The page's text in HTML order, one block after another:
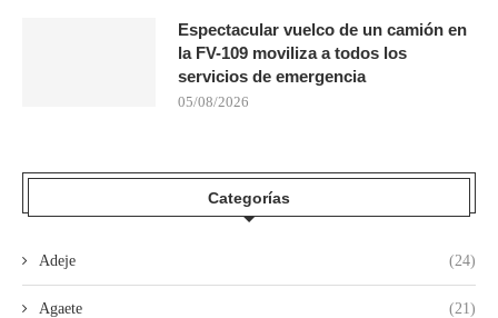
Espectacular vuelco de un camión en
la FV-109 moviliza a todos los
servicios de emergencia
05/08/2026
Categorías
Adeje (24)
Agaete (21)